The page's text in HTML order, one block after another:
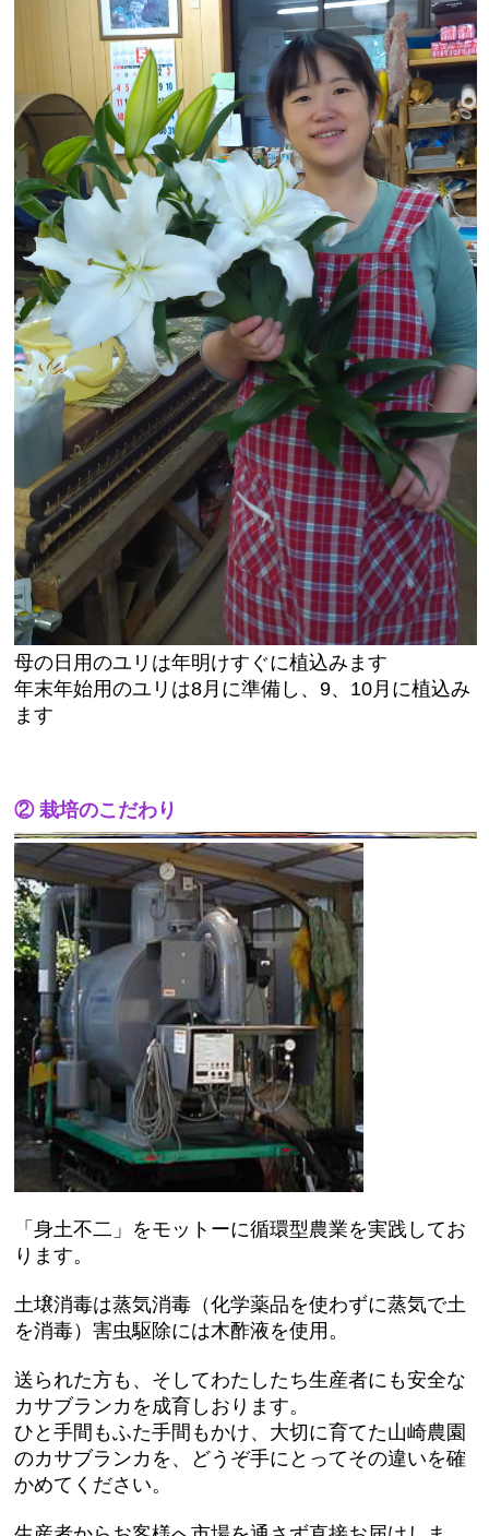
母の日用のユリは年明けすぐに植込みます
年末年始用のユリは8月に準備し、9、10月に植込み
ます
② 栽培のこだわり
「身土不二」をモットーに循環型農業を実践してお
ります。
土壌消毒は蒸気消毒（化学薬品を使わずに蒸気で土
を消毒）害虫駆除には木酢液を使用。
送られた方も、そしてわたしたち生産者にも安全な
カサブランカを成育しおります。
ひと手間もふた手間もかけ、大切に育てた山崎農園
のカサブランカを、どうぞ手にとってその違いを確
かめてください。